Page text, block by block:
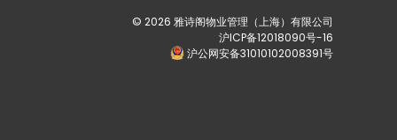
© 2026 雅诗阁物业管理（上海）有限公司
沪ICP备12018090号-16
沪公网安备31010102008391号